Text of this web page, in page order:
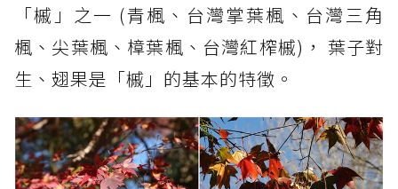
「槭」之一 (青楓、台灣掌葉楓、台灣三角
楓、尖葉楓、樟葉楓、台灣紅榨槭)， 葉子對
生、翅果是「槭」的基本的特徵。